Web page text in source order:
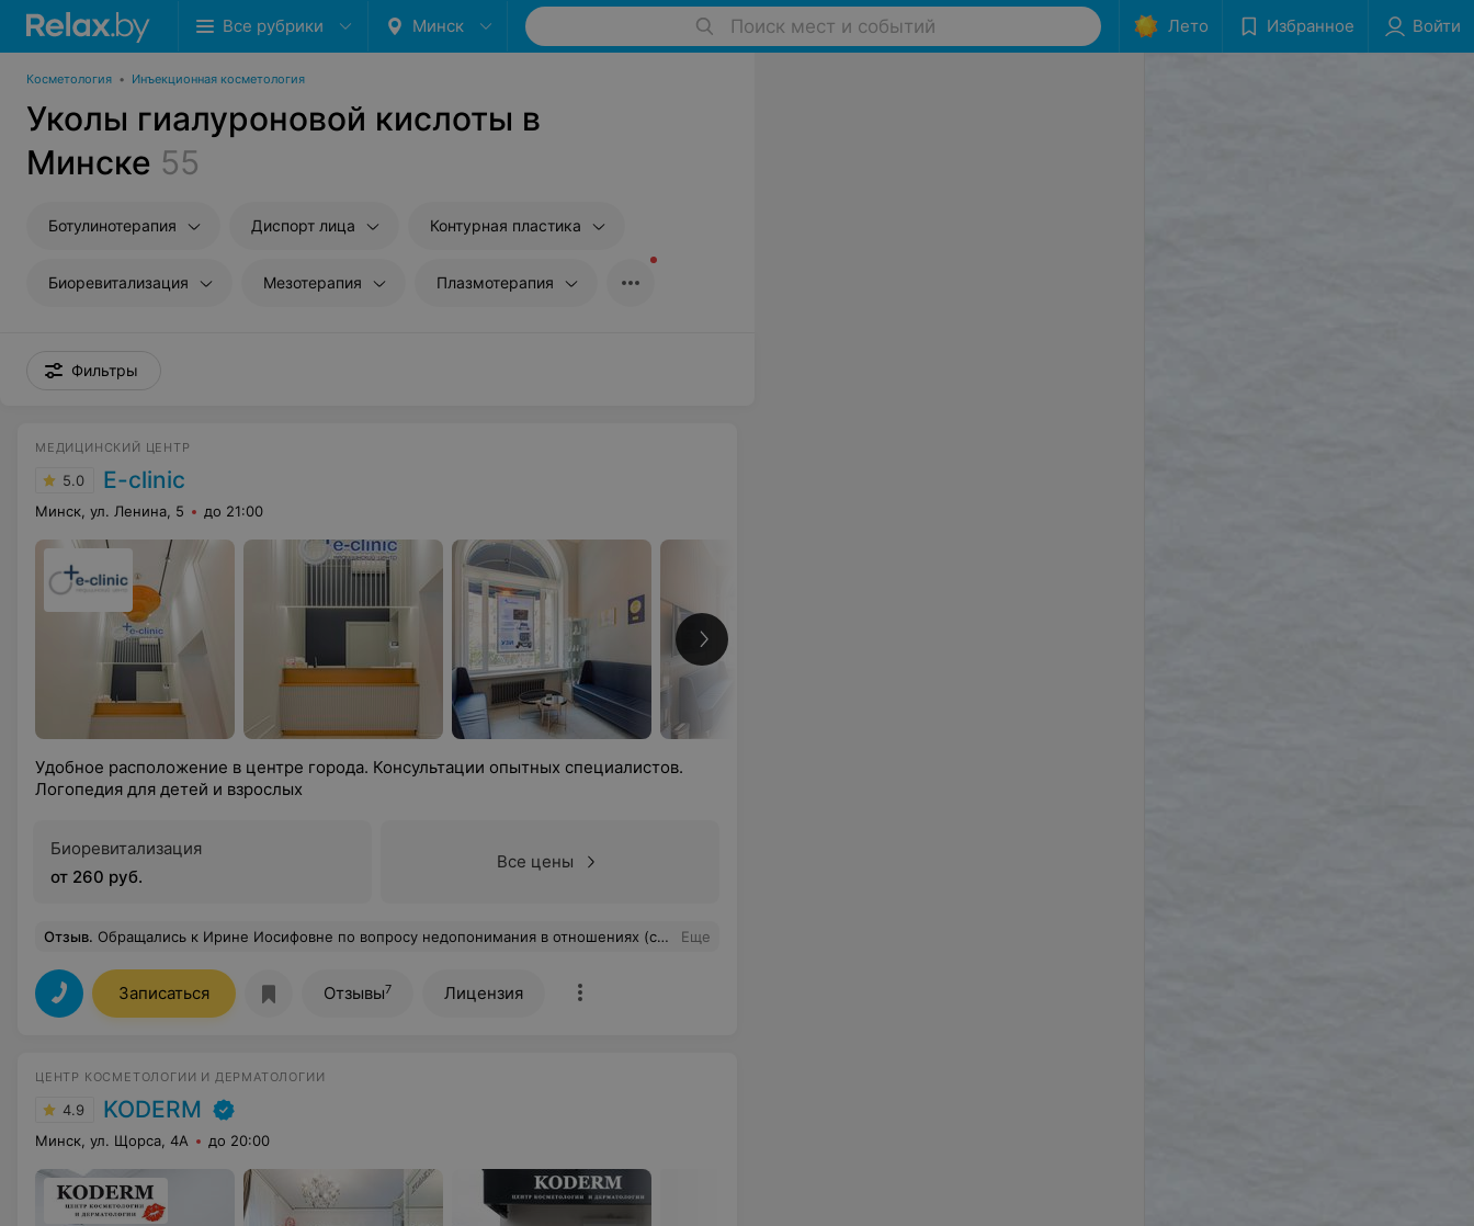
Все рубрики Минск Поиск мест и событий Лето Избранное Войти
Косметология • Инъекционная косметология
Уколы гиалуроновой кислоты в
Минске 55
Ботулинотерапия Диспорт лица Контурная пластика
Биоревитализация Мезотерапия Плазмотерапия
Фильтры
МЕДИЦИНСКИЙ ЦЕНТР
5.0 E-clinic
Минск, ул. Ленина, 5 до 21:00
Удобное расположение в центре города. Консультации опытных специалистов.
Логопедия для детей и взрослых
Биоревитализация
от 260 руб.
Все цены
Отзыв. Обращались к Ирине Иосифовне по вопросу недопонимания в отношениях (семейная консультация). Специалист помогла нам посмотреть на конфликты со стороны, подсветила некоторые стороны, которых мы не замечали, дала общие и индивидуальные рекомендации по развитию наших отношений. Ирина Иосифовна, благодарим за Ваш труд! Специалиста однозначно рекомендую Еще
Записаться Отзывы7 Лицензия
ЦЕНТР КОСМЕТОЛОГИИ И ДЕРМАТОЛОГИИ
4.9 KODERM
Минск, ул. Щорса, 4А до 20:00